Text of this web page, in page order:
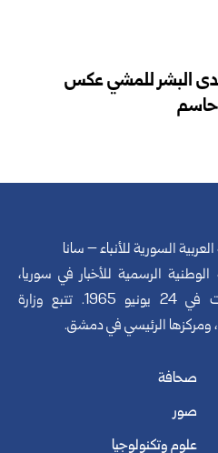
البشر للمشي عكس
العربية السورية للأنباء – سانا
الوطنية الرسمية للأخبار في سوريا،
تأسست في 24 يونيو 1965. تتبع وزارة
ومركزها الرئيسي في دمشق.
صحافة
صور
علوم وتكنولوجيا